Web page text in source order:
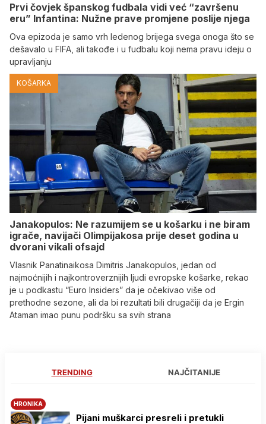
Prvi čovjek španskog fudbala vidi već “završenu
eru” Infantina: Nužne prave promjene poslije njega
Ova epizoda je samo vrh ledenog brijega svega onoga što se
dešavalo u FIFA, ali takođe i u fudbalu koji nema pravu ideju o
upravljanju
KOŠARKA
Janakopulos: Ne razumijem se u košarku i ne biram
igrače, navijači Olimpijakosa prije deset godina u
dvorani vikali ofsajd
Vlasnik Panatinaikosa Dimitris Janakopulos, jedan od
najmoćnijih i najkontroverznijih ljudi evropske košarke, rekao
je u podkastu “Euro Insiders” da je očekivao više od
prethodne sezone, ali da bi rezultati bili drugačiji da je Ergin
Ataman imao punu podršku sa svih strana
TRENDING NAJČITANIJE
HRONIKA
Pijani muškarci presreli i pretukli